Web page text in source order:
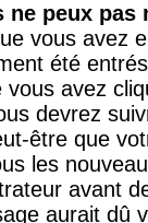
peux pas
vous avez
été
vous avez
devrez
être que
les
avant
aurait dû